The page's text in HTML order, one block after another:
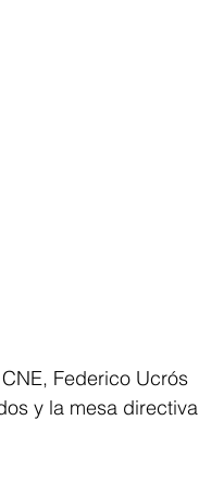
Federico Ucrós
y la mesa directiva